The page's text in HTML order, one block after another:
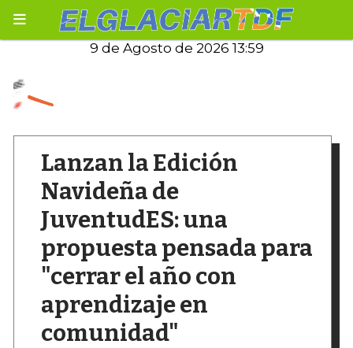
9 de Agosto de 2026 13:59
Lanzan la Edición
Navideña de
JuventudES: una
propuesta pensada para
"cerrar el año con
aprendizaje en
comunidad"